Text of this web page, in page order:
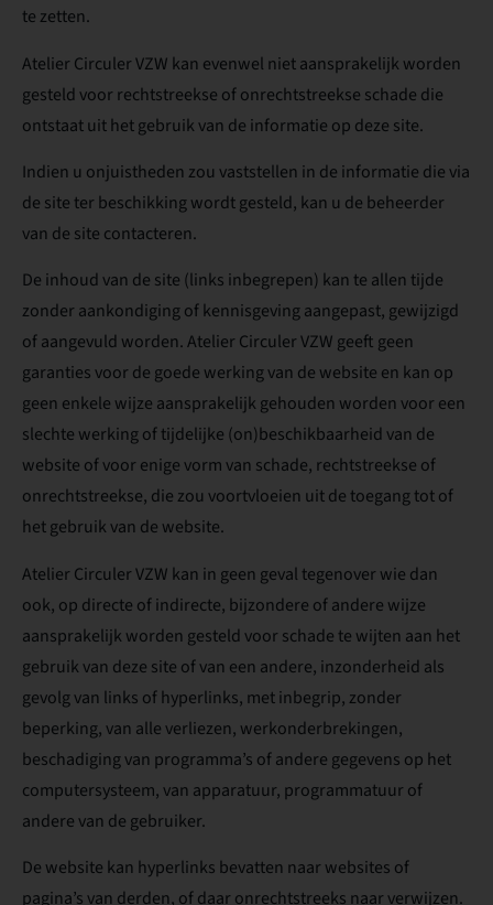
te zetten.
Atelier Circuler VZW kan evenwel niet aansprakelijk worden
gesteld voor rechtstreekse of onrechtstreekse schade die
ontstaat uit het gebruik van de informatie op deze site.
Indien u onjuistheden zou vaststellen in de informatie die via
de site ter beschikking wordt gesteld, kan u de beheerder
van de site contacteren.
De inhoud van de site (links inbegrepen) kan te allen tijde
zonder aankondiging of kennisgeving aangepast, gewijzigd
of aangevuld worden. Atelier Circuler VZW geeft geen
garanties voor de goede werking van de website en kan op
geen enkele wijze aansprakelijk gehouden worden voor een
slechte werking of tijdelijke (on)beschikbaarheid van de
website of voor enige vorm van schade, rechtstreekse of
onrechtstreekse, die zou voortvloeien uit de toegang tot of
het gebruik van de website.
Atelier Circuler VZW kan in geen geval tegenover wie dan
ook, op directe of indirecte, bijzondere of andere wijze
aansprakelijk worden gesteld voor schade te wijten aan het
gebruik van deze site of van een andere, inzonderheid als
gevolg van links of hyperlinks, met inbegrip, zonder
beperking, van alle verliezen, werkonderbrekingen,
beschadiging van programma’s of andere gegevens op het
computersysteem, van apparatuur, programmatuur of
andere van de gebruiker.
De website kan hyperlinks bevatten naar websites of
pagina’s van derden, of daar onrechtstreeks naar verwijzen.